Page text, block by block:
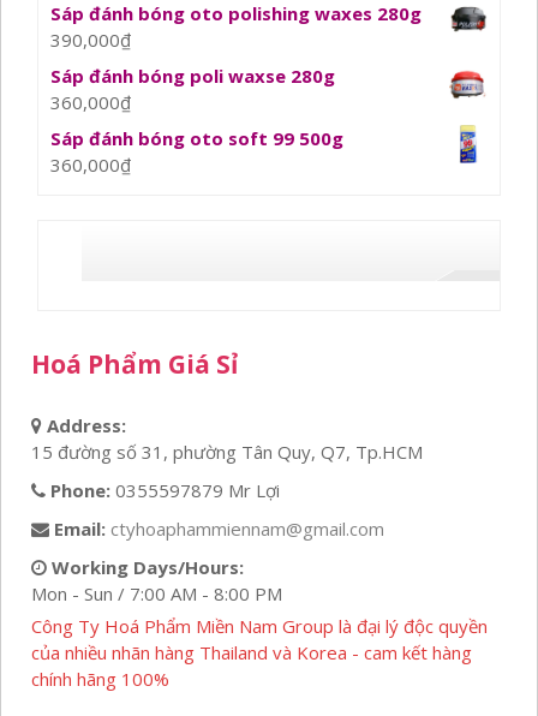
Sáp đánh bóng oto polishing waxes 280g
390,000₫
Sáp đánh bóng poli waxse 280g
360,000₫
Sáp đánh bóng oto soft 99 500g
360,000₫
Hoá Phẩm Giá Sỉ
Address:
15 đường số 31, phường Tân Quy, Q7, Tp.HCM
Phone: 0355597879 Mr Lợi
Email: ctyhoaphammiennam@gmail.com
Working Days/Hours:
Mon - Sun / 7:00 AM - 8:00 PM
Công Ty Hoá Phẩm Miền Nam Group là đại lý độc quyền
của nhiều nhãn hàng Thailand và Korea - cam kết hàng
chính hãng 100%